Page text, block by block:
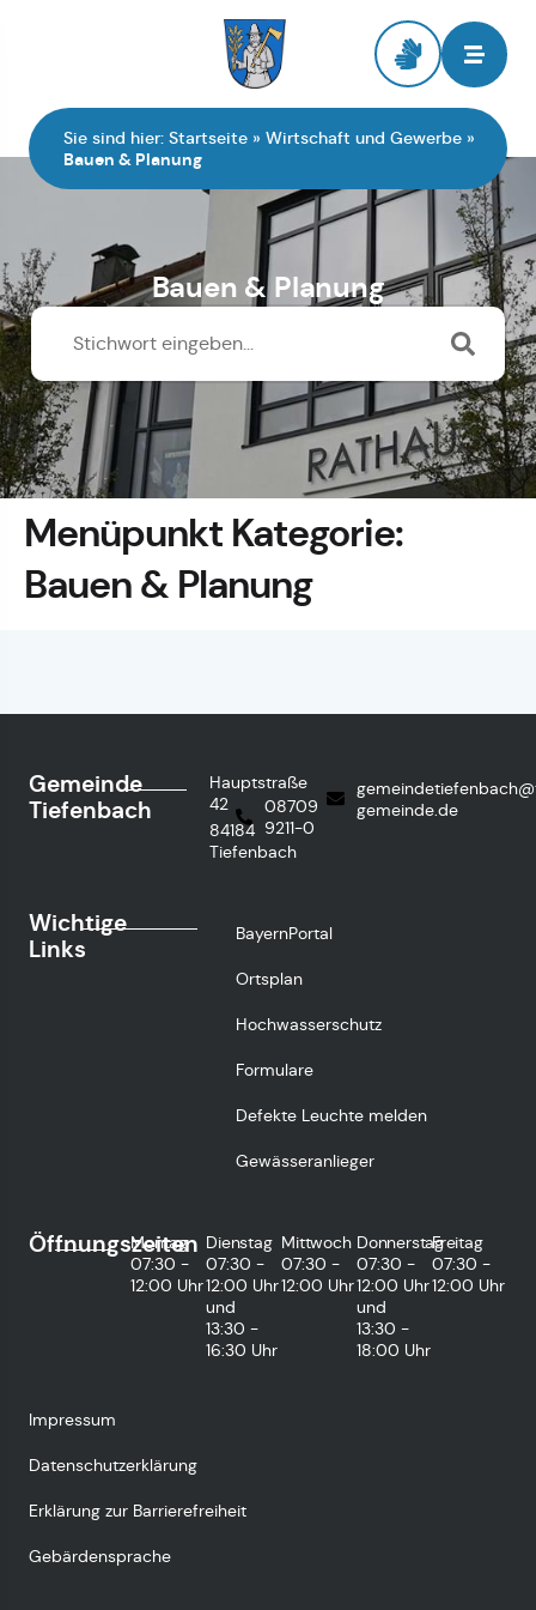
Sie sind hier: Startseite » Wirtschaft und Gewerbe »
Bauen & Planung
Bauen & Planung
Menüpunkt Kategorie:
Bauen & Planung
Gemeinde
Tiefenbach
Hauptstraße
42
84184
Tiefenbach
08709
9211-0
gemeinde.de
Wichtige
Links
BayernPortal
Ortsplan
Hochwasserschutz
Formulare
Defekte Leuchte melden
Gewässeranlieger
Öffnungszeiten
Montag
07:30 -
12:00 Uhr
Dienstag
07:30 -
12:00 Uhr
und
13:30 -
16:30 Uhr
Mittwoch
07:30 -
12:00 Uhr
Donnerstag
07:30 -
12:00 Uhr
und
13:30 -
18:00 Uhr
Freitag
07:30 -
12:00 Uhr
Impressum
Datenschutzerklärung
Erklärung zur Barrierefreiheit
Gebärdensprache